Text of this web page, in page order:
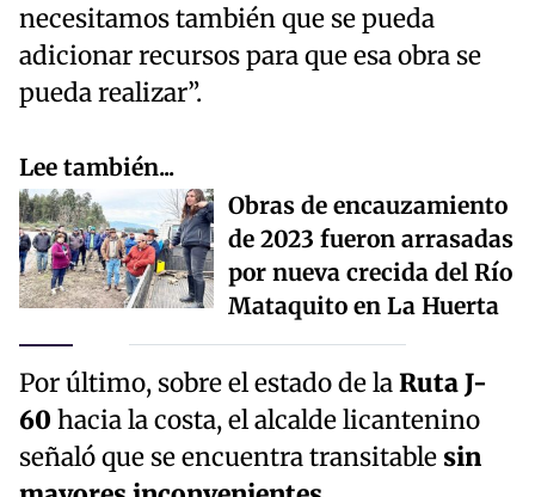
necesitamos también que se pueda
adicionar recursos para que esa obra se
pueda realizar”.
Lee también...
Obras de encauzamiento
de 2023 fueron arrasadas
por nueva crecida del Río
Mataquito en La Huerta
Por último, sobre el estado de laRuta J-
60 hacia la costa, el alcalde licantenino
señaló que se encuentra transitable sin